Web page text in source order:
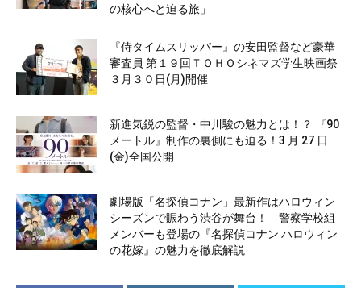
の核心へと迫る旅」
『侍タイムスリッパー』の安田監督など豪華
審査員 第１９回ＴＯＨＯシネマズ学生映画祭
３月３０日(月)開催
新進気鋭の監督・中川駿の魅力とは！？ 『90
メートル』制作の裏側にも迫る！3 月 27 日
(金)全国公開
劇場版「名探偵コナン」最新作はハロウィン
シーズンで賑わう渋谷が舞台！ 警察学校組
メンバーも登場の『名探偵コナン ハロウィン
の花嫁』の魅力を徹底解説